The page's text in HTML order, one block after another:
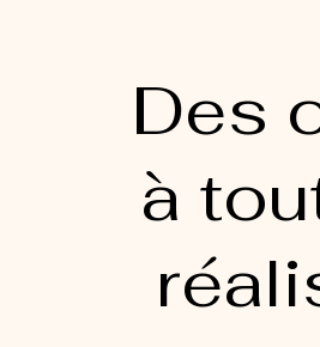
Des
à